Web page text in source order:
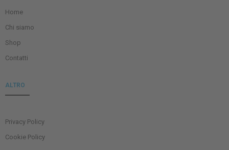
Home
Chi siamo
Shop
Contatti
ALTRO
Privacy Policy
Cookie Policy